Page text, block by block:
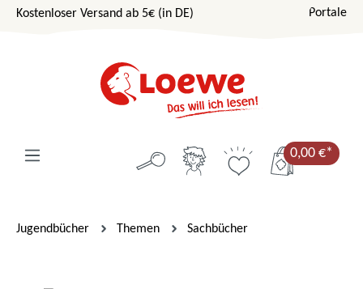
Zum Hauptinhalt springen
Kostenloser Versand ab 5€ (in DE) Portale
0,00 €*
Jugendbücher Themen Sachbücher